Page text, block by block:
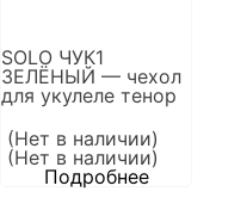
SOLO ЧУК1
ЗЕЛЁНЫЙ — чехол
для укулеле тенор
(Нет в наличии)
(Нет в наличии)
Подробнее